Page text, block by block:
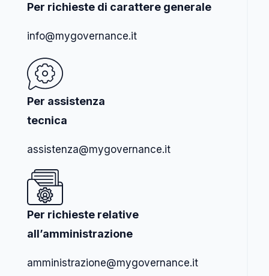
Per richieste di carattere generale
info@mygovernance.it
Per assistenza
tecnica
assistenza@mygovernance.it
Per richieste relative
all’amministrazione
amministrazione@mygovernance.it